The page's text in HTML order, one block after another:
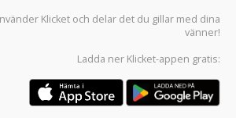
Klicket och delar det du gillar med dina
vänner!
Ladda ner Klicket-appen gratis: